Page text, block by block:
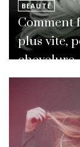
BEAUTÉ
plus vite,
chevelure